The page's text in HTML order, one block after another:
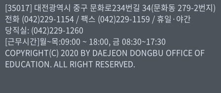
[35017] 대전광역시 중구 문화로234번길 34(문화동 279-2번지)
전화 (042)229-1154 / 팩스 (042)229-1159 / 휴일·야간
당직실: (042)229-1260
[근무시간]월~목:09:00 ~ 18:00, 금 08:30~17:30
COPYRIGHT(C) 2020 BY DAEJEON DONGBU OFFICE OF
EDUCATION. ALL RIGHT RESERVED.